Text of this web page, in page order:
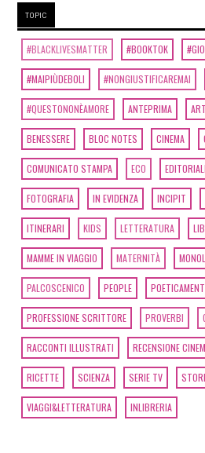
Ottobre 2019
[11]I mitici anni
antologia a cura
Fenu: la pagina 69
Giugno 2019
[11]Pasta fatta
Luca Murano: pagina
Marzo 2019
[21]Ponti
Tamara Marcelli:
TOPIC
#BLACKLIVESMATTER #BOOKTOK
#MAIPIÙDEBOLI #NONGIUSTIFICAREMAI
#QUESTONONÈAMORE ANTEPRIMA
BENESSERE BLOC NOTES CINEMA
COMUNICATO STAMPA ECO
FOTOGRAFIA IN EVIDENZA INCIPIT
ITINERARI KIDS LETTERATURA
MAMME IN VIAGGIO MATERNITÀ
PALCOSCENICO PEOPLE
PROFESSIONE SCRITTORE PROVERBI
RACCONTI ILLUSTRATI RECENSIONE
RICETTE SCIENZA SERIE TV
VIAGGI&LETTERATURA INLIBRERIA